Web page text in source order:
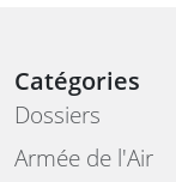
Catégories
Dossiers
Armée de l'Air